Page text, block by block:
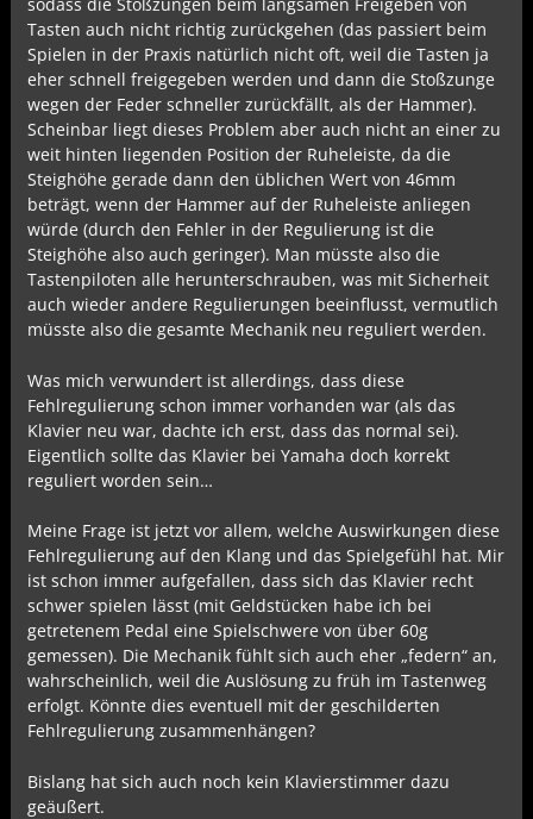
Tasten auch nicht richtig zurückgehen (das passiert beim
Spielen in der Praxis natürlich nicht oft, weil die Tasten ja
eher schnell freigegeben werden und dann die Stoßzunge
wegen der Feder schneller zurückfällt, als der Hammer).
Scheinbar liegt dieses Problem aber auch nicht an einer zu
weit hinten liegenden Position der Ruheleiste, da die
Steighöhe gerade dann den üblichen Wert von 46mm
beträgt, wenn der Hammer auf der Ruheleiste anliegen
würde (durch den Fehler in der Regulierung ist die
Steighöhe also auch geringer). Man müsste also die
Tastenpiloten alle herunterschrauben, was mit Sicherheit
auch wieder andere Regulierungen beeinflusst, vermutlich
müsste also die gesamte Mechanik neu reguliert werden.
Was mich verwundert ist allerdings, dass diese
Fehlregulierung schon immer vorhanden war (als das
Klavier neu war, dachte ich erst, dass das normal sei).
Eigentlich sollte das Klavier bei Yamaha doch korrekt
reguliert worden sein…
Meine Frage ist jetzt vor allem, welche Auswirkungen diese
Fehlregulierung auf den Klang und das Spielgefühl hat. Mir
ist schon immer aufgefallen, dass sich das Klavier recht
schwer spielen lässt (mit Geldstücken habe ich bei
getretenem Pedal eine Spielschwere von über 60g
gemessen). Die Mechanik fühlt sich auch eher „federn“ an,
wahrscheinlich, weil die Auslösung zu früh im Tastenweg
erfolgt. Könnte dies eventuell mit der geschilderten
Fehlregulierung zusammenhängen?
Bislang hat sich auch noch kein Klavierstimmer dazu
geäußert.